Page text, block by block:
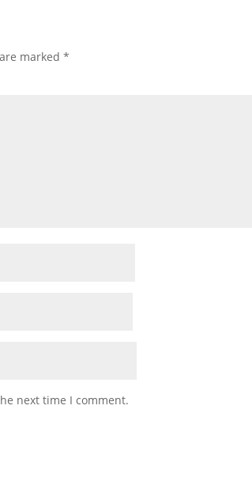
marked*
next time I comment.